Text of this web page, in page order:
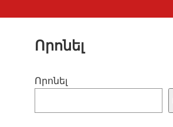
Որոնել
Որոնել